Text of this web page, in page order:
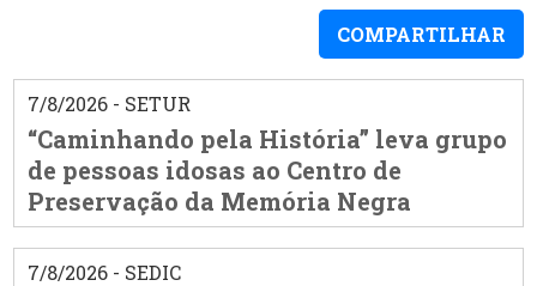
COMPARTILHAR
7/8/2026 - SETUR
“Caminhando pela História” leva grupo
de pessoas idosas ao Centro de
Preservação da Memória Negra
7/8/2026 - SEDIC